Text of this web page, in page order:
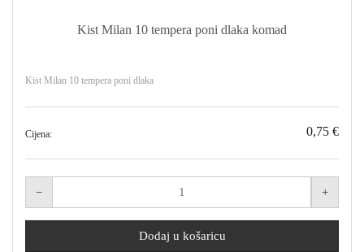
Kist Milan 10 tempera poni dlaka komad
Kist Milan 10 tempera poni dlaka
Cijena: 0,75 €